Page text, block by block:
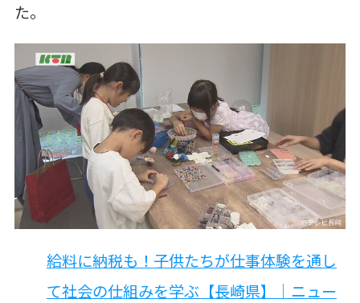
た。
給料に納税も！子供たちが仕事体験を通し
て社会の仕組みを学ぶ【長崎県】｜ニュー